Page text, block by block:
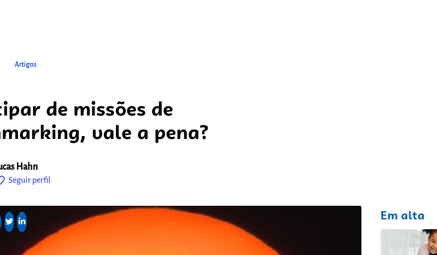
Artigos
de missões de
vale a pena?
Hahn
Seguir perfil
fixo
Em alta